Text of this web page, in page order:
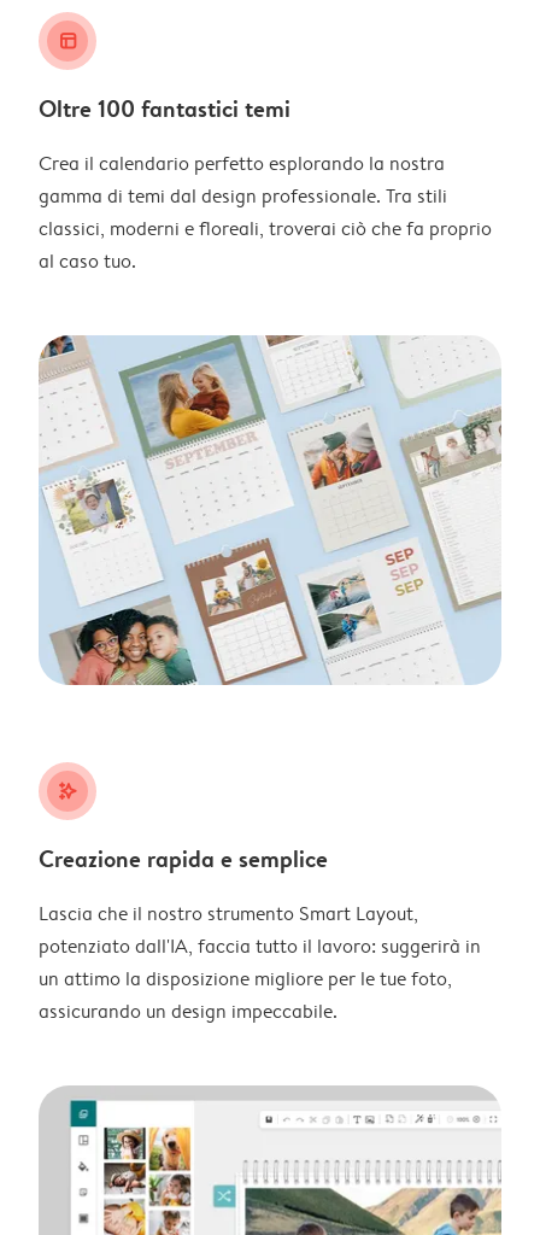
layout_alt
Oltre 100 fantastici temi
Crea il calendario perfetto esplorando la nostra
gamma di temi dal design professionale. Tra stili
classici, moderni e floreali, troverai ciò che fa proprio
al caso tuo.
stars_plus
Creazione rapida e semplice
Lascia che il nostro strumento Smart Layout,
potenziato dall'IA, faccia tutto il lavoro: suggerirà in
un attimo la disposizione migliore per le tue foto,
assicurando un design impeccabile.